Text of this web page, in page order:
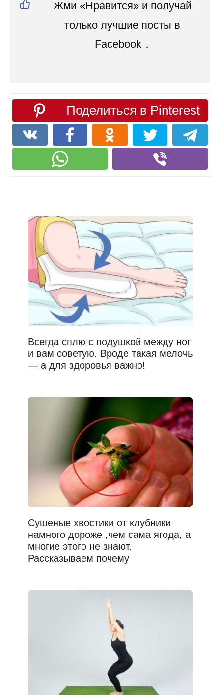
Жми «Нравится» и получай
только лучшие посты в
Facebook ↓
Поделиться в Pinterest
Всегда сплю с подушкой между ног
и вам советую. Вроде такая мелочь
— а для здоровья важно!
Сушеные хвостики от клубники
намного дороже ,чем сама ягода, а
многие этого не знают.
Рассказываем почему